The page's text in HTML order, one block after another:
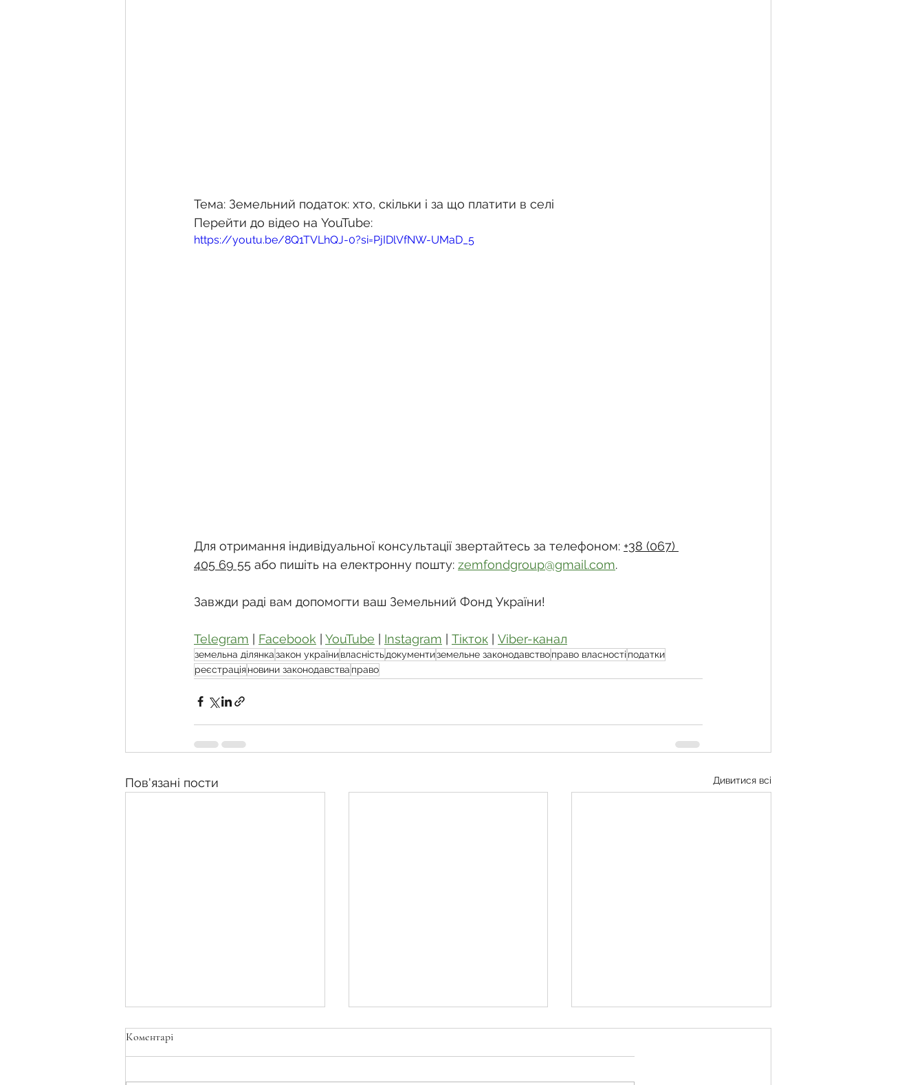
Тема: Земельний податок: хто, скільки і за що платити в селі
Перейти до відео на YouTube:
https://youtu.be/8Q1TVLhQJ-0?si=PjIDlVfNW-UMaD_5
Для отримання індивідуальної консультації звертайтесь за телефоном: +38 (067)
405 69 55 або пишіть на електронну пошту: zemfondgroup@gmail.com.
Завжди раді вам допомогти ваш Земельний Фонд України!
Telegram | Facebook | YouTube | Instagram | Тікток | Viber-канал
земельна ділянказакон українивласністьдокументиземельне законодавствоправо власності податки
реєстраціяновини законодавства право
Пов'язані пости Дивитися всі
Коментарі